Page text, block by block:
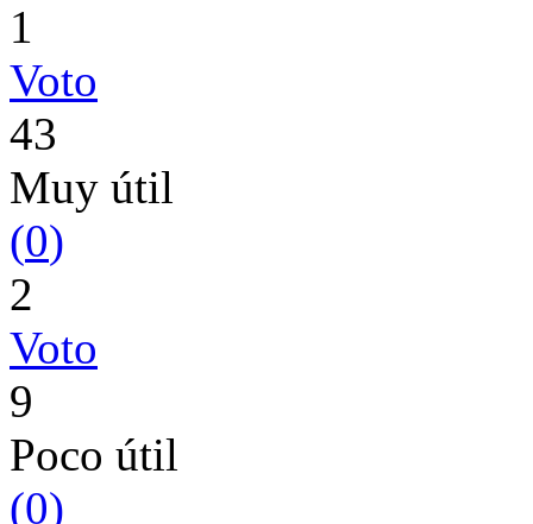
1
Voto
43
Muy útil
(0)
2
Voto
9
Poco útil
(0)